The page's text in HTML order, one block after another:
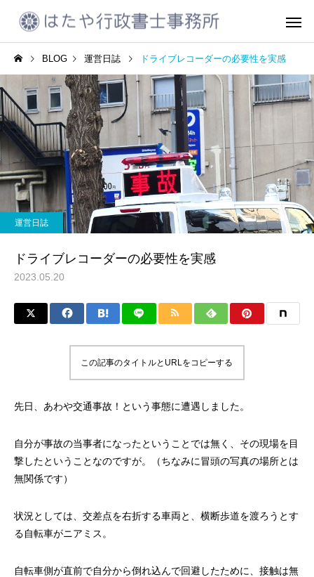
CCUS代行申請 建設業許
運営日誌
2023年10月振り返り
運営日誌
着るタイプの電気毛布
BLOG 運営日誌 ドライブレコーダーの必要性を実感
運営日誌
ドライブレコーダーの必要性を実感
2023.05.20
この記事のタイトルとURLをコピーする
先日、あわや交通事故！という事態に遭遇しました。
自分が事故の当事者になったということでは無く、その現場を目
撃したということなのですが。（ちなみに冒頭の写真の場所とは
無関係です）
状況としては、交差点を右折する車両と、横断歩道を渡ろうとす
る自転車がニアミス。
自転車側が直前で自分から倒れ込んで回避したために、接触は無